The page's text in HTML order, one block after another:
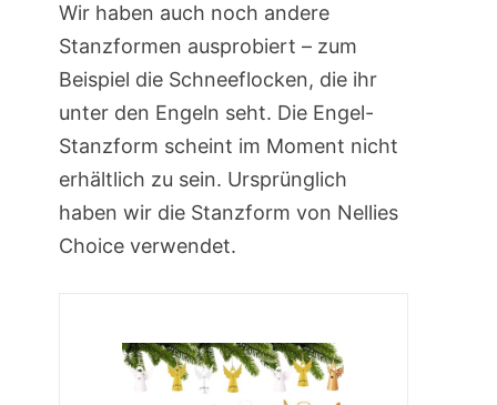
Wir haben auch noch andere
Stanzformen ausprobiert – zum
Beispiel die Schneeflocken, die ihr
unter den Engeln seht. Die Engel-
Stanzform scheint im Moment nicht
erhältlich zu sein. Ursprünglich
haben wir die Stanzform von Nellies
Choice verwendet.